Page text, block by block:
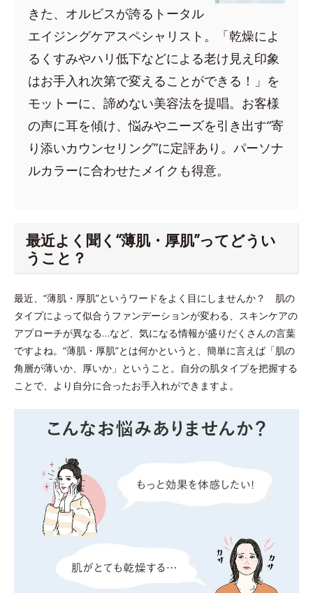
きた、オルビスが誇るトータル
エイジングケアスペシャリスト。「乾燥によ
るくすみやハリ低下などによる老け見え印象
はお手入れ次第で変えることができる！」を
モットーに、諦めない美容法を提唱。お客様
の声に耳を傾け、悩みやニーズを引き出す“寄
り添いカウンセリング”に定評あり。パーソナ
ルカラーに合わせたメイクも得意。
最近よく聞く“薄肌・厚肌”ってどうい
うこと？
最近、“薄肌・厚肌”というワードをよく目にしませんか？ 肌の
タイプによって似合うファンデーションが変わる、スキンケアの
アプローチが異なる…など、気になる情報が盛りだくさんの言葉
ですよね。“薄肌・厚肌”とは何かというと、簡単に言えば「肌の
角層が薄いか、厚いか」ということ。自分の肌タイプを把握する
ことで、より自分に合ったお手入れができますよ。